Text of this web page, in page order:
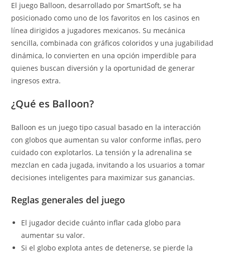
El juego Balloon, desarrollado por SmartSoft, se ha
posicionado como uno de los favoritos en los casinos en
línea dirigidos a jugadores mexicanos. Su mecánica
sencilla, combinada con gráficos coloridos y una jugabilidad
dinámica, lo convierten en una opción imperdible para
quienes buscan diversión y la oportunidad de generar
ingresos extra.
¿Qué es Balloon?
Balloon es un juego tipo casual basado en la interacción
con globos que aumentan su valor conforme inflas, pero
cuidado con explotarlos. La tensión y la adrenalina se
mezclan en cada jugada, invitando a los usuarios a tomar
decisiones inteligentes para maximizar sus ganancias.
Reglas generales del juego
El jugador decide cuánto inflar cada globo para
aumentar su valor.
Si el globo explota antes de detenerse, se pierde la